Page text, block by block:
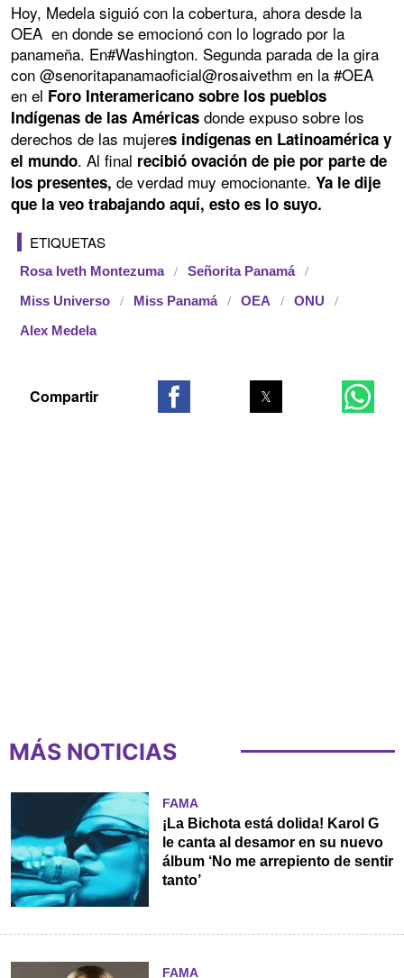
Hoy, Medela siguió con la cobertura, ahora desde la
OEA en donde se emocionó con lo logrado por la
panameña. En#Washington. Segunda parada de la gira
con @senoritapanamaoficial@rosaivethm en la #OEA
en el Foro Interamericano sobre los pueblos
Indígenas de las Américas donde expuso sobre los
derechos de las mujeres indígenas en Latinoamérica y
el mundo. Al final recibió ovación de pie por parte de
los presentes, de verdad muy emocionante. Ya le dije
que la veo trabajando aquí, esto es lo suyo.
ETIQUETAS
Rosa Iveth Montezuma Señorita Panamá
Miss Universo Miss Panamá OEA ONU
Alex Medela
MÁS NOTICIAS
FAMA
¡La Bichota está dolida! Karol G
le canta al desamor en su nuevo
álbum ‘No me arrepiento de sentir
tanto’
FAMA